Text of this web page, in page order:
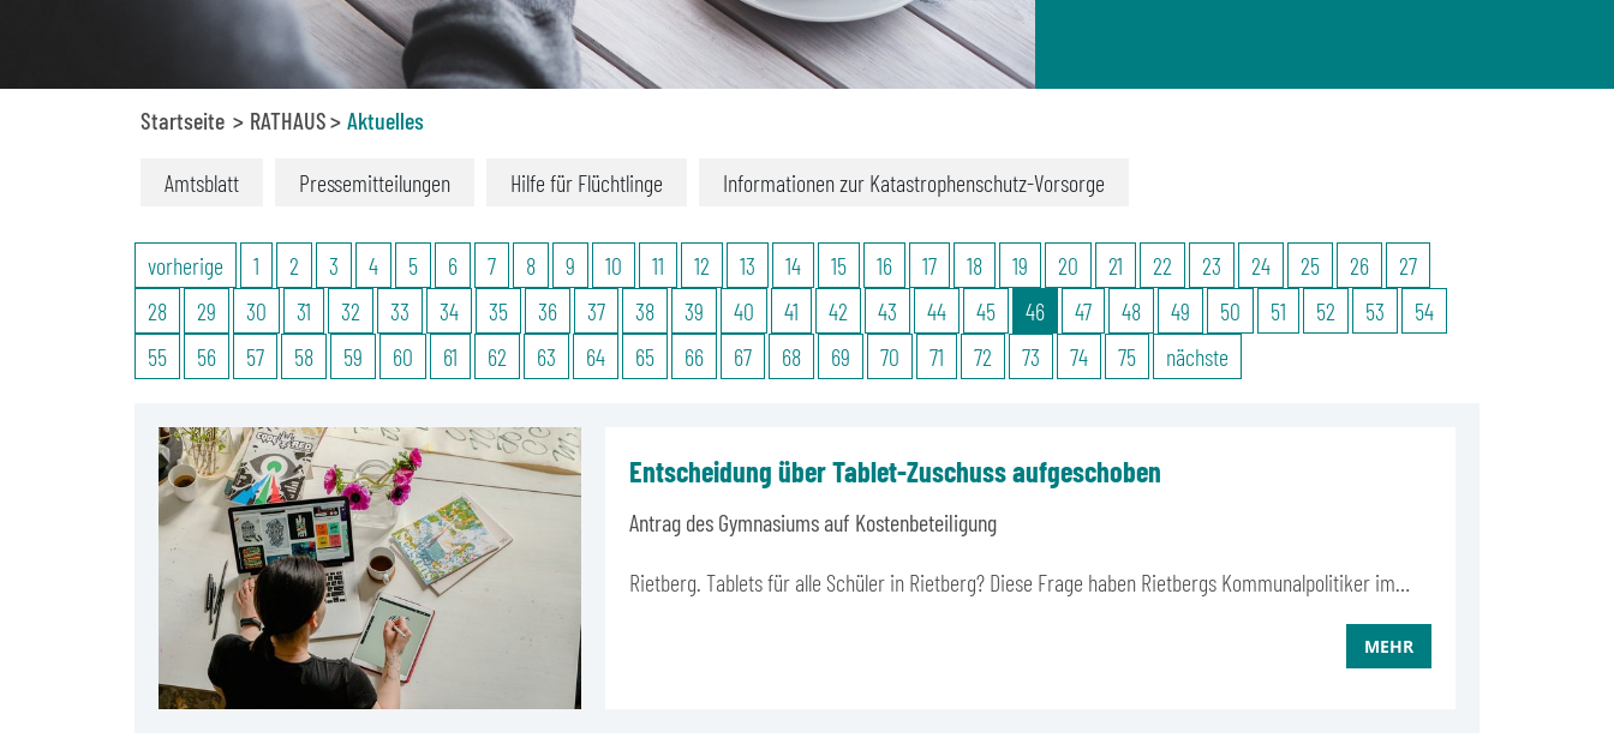
Startseite RATHAUS Aktuelles
Amtsblatt Pressemitteilungen Hilfe für Flüchtlinge Informationen zur Katastrophenschutz-Vorsorge
vorherige 1 2 3 4 5 6 7 8 9 10 11 12 13 14 15 16 17 18 19 20 21 22 23 24 25 26
27
28
29 30 31 32 33 34 35 36 37 38 39 40 41 42 43 44 45 46 47 48 49 50 51 52 53
54
55
56 57 58 59 60 61 62 63 64 65 66 67 68 69 70 71 72 73 74 75 nächste
Entscheidung über Tablet-Zuschuss aufgeschoben
Antrag des Gymnasiums auf Kostenbeteiligung
Rietberg. Tablets für alle Schüler in Rietberg? Diese Frage haben Rietbergs Kommunalpolitiker im…
MEHR